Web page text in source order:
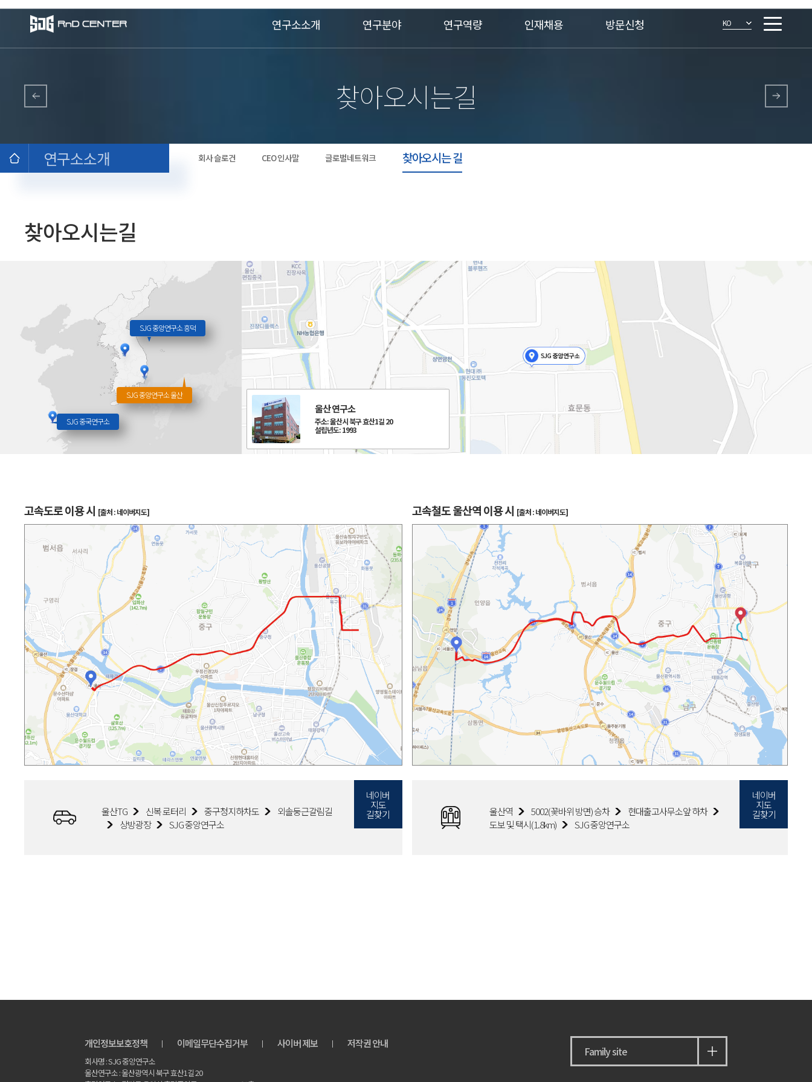
연구소소개 연구분야 연구역량 인재채용 방문신청 KO
찾아오시는길
연구소소개 회사 슬로건 CEO 인사말 글로벌네트워크 찾아오시는 길
찾아오시는길
SJG 중앙연구소 울산
SJG 중앙연구소 흥덕
SJG 중국연구소
울산 연구소
주소: 울산시 북구 효산1길 20
설립년도: 1993
고속도로 이용 시 [출처 : 네이버지도]
울산TG 신복 로터리 중구청지하차도
외솔둥근갈림길
상방광장
SJG 중앙연구소
네이버
지도
길찾기
고속철도 울산역 이용 시 [출처 : 네이버지도]
울산역 5002(꽃바위 방면) 승차
현대출고사무소앞 하차
도보 및 택시(1.8km)
SJG 중앙연구소
네이버
지도
길찾기
Family site
개인정보보호정책 이메일무단수집거부 사이버 제보 저작권 안내
회사명 : SJG 중앙연구소
울산연구소 : 울산광역시 북구 효산1길 20